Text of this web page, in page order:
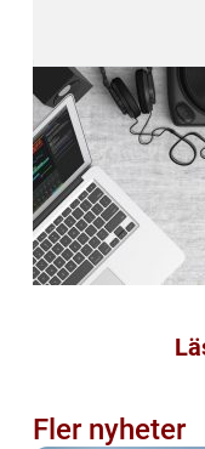
Fler nyheter